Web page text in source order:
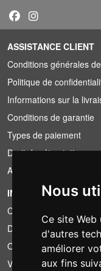
Nous
Ce site
d'autres
améliorer
aux fins
ASSISTANCE CLIENT
Conditions générales
Politique de
Informations sur la
Conditions de garantie
Types de paiement
Droit de rétractation
Application de la TVA
INFORMATION
Conditions de location
Devis
Offre groupée
Vous avez trouvé